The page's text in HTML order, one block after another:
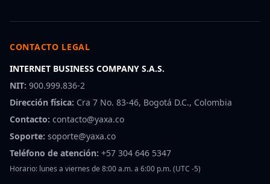
CONTACTO LEGAL
INTERNET BUSINESS COMPANY S.A.S.
NIT: 900.999.836-2
Dirección física: Cra 7 No. 83-46, Bogotá D.C., Colombia
Contacto: contacto@yaxa.co
Soporte: soporte@yaxa.co
Teléfono de atención: +57 304 646 5347
Horario: lunes a viernes de 8:00 a.m. a 6:00 p.m. (UTC -5)